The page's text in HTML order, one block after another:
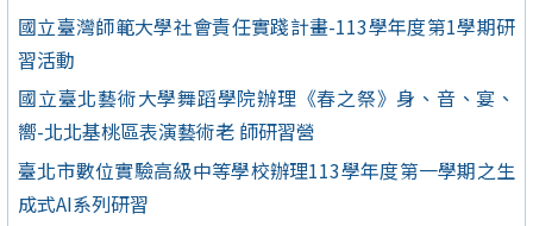
國立臺灣師範大學社會責任實踐計畫-113學年度第1學期研
習活動
國立臺北藝術大學舞蹈學院辦理《春之祭》身、音、宴、
嚮-北北基桃區表演藝術老 師研習營
臺北市數位實驗高級中等學校辦理113學年度第一學期之生
成式AI系列研習